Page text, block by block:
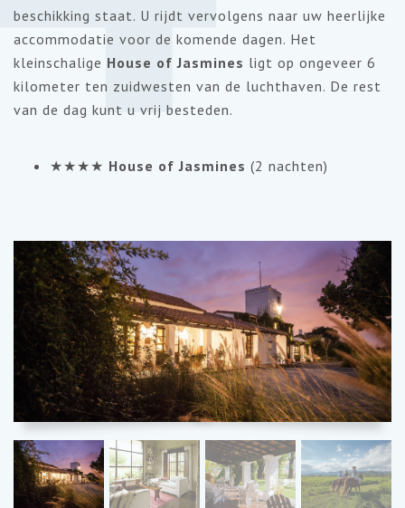
beschikking staat. U rijdt vervolgens naar uw heerlijke
accommodatie voor de komende dagen. Het
kleinschalige House of Jasmines ligt op ongeveer 6
kilometer ten zuidwesten van de luchthaven. De rest
van de dag kunt u vrij besteden.
★★★★ House of Jasmines (2 nachten)